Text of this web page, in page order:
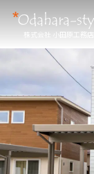
株式会社 小田原工務店